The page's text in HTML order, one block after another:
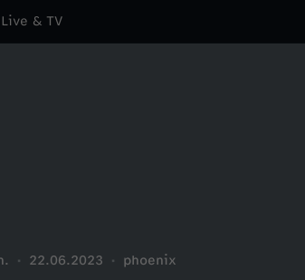
Live & TV
22.06.2023 phoenix